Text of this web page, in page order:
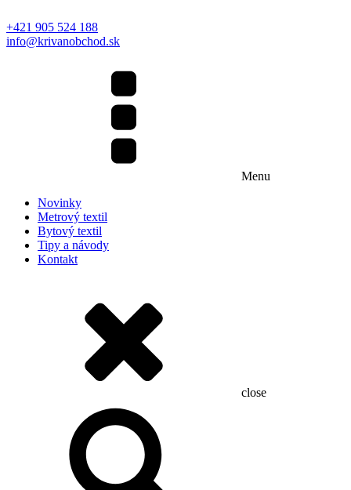
+421 905 524 188
info@krivanobchod.sk
Menu
Novinky
Metrový textil
Bytový textil
Tipy a návody
Kontakt
close